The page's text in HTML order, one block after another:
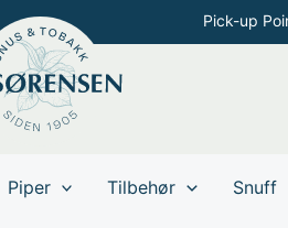
Pick-up
Piper Tilbehør Snuff